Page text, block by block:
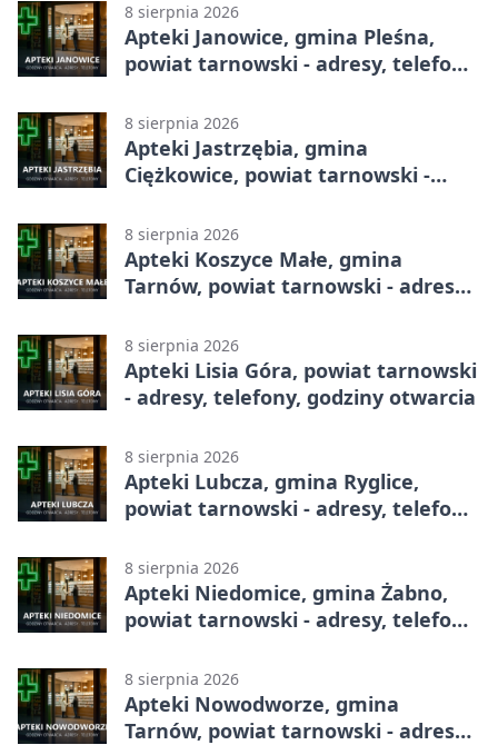
8 sierpnia 2026
Apteki Janowice, gmina Pleśna,
powiat tarnowski - adresy, telefony,
8 sierpnia 2026
Apteki Jastrzębia, gmina
Ciężkowice, powiat tarnowski -
8 sierpnia 2026
Apteki Koszyce Małe, gmina
Tarnów, powiat tarnowski - adresy,
8 sierpnia 2026
Apteki Lisia Góra, powiat tarnowski
- adresy, telefony, godziny otwarcia
8 sierpnia 2026
Apteki Lubcza, gmina Ryglice,
powiat tarnowski - adresy, telefony,
8 sierpnia 2026
Apteki Niedomice, gmina Żabno,
powiat tarnowski - adresy, telefony,
8 sierpnia 2026
Apteki Nowodworze, gmina
Tarnów, powiat tarnowski - adresy,